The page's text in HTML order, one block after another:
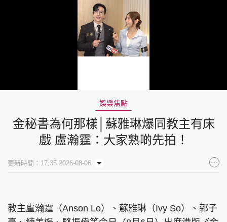
43.56%
娛樂焦點
金秘書為何那樣│蘇雅琳爆同教主有床
戲 盧瀚霆：大家熟啲先拍！
更新時間：17:35 2026-08-06
教主盧瀚霆（Anson Lo）、蘇雅琳（Ivy So）、郭子